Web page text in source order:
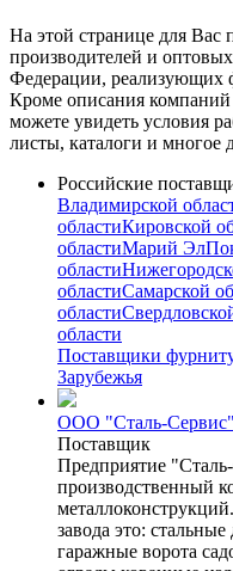
На этой странице для Вас
производителей и
Федерации, реализующих
Кроме описания
можете увидеть условия
листы, каталоги и многое
Российские
Владимирской
областиКировской
областиМарий Эл
области
областиСамарской
области
области
Поставщики
Зарубежья
ООО "Сталь-Сервис"
Поставщик
Предприятие
производственный
завода это:
гаражные ворота